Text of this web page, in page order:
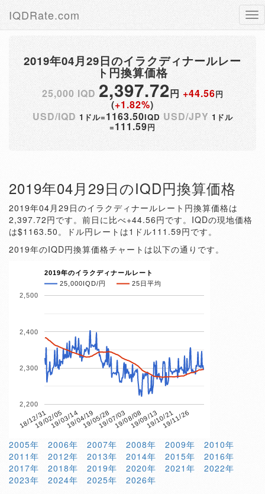
IQDRate.com
2019年04月29日のイラクディナールレー
ト円換算価格
25,000 IQD 2,397.72円 +44.56円
(+1.82%)
USD/IQD 1ドル=1163.50IQD USD/JPY 1ドル
=111.59円
2019年04月29日のIQD円換算価格
2019年04月29日のイラクディナールレート円換算価格は
2,397.72円です。前日に比べ+44.56円です。IQDの現地価格
は$1163.50。ドル円レートは1ドル111.59円です。
2019年のIQD円換算価格チャートは以下の通りです。
2019年のイラクディナールレート
25,000IQD/円
25日平均
18/12/3119/02/0519/03/1419/04/1919/05/2819/07/0319/08/0819/09/1319/10/2119/11/26
2,200
2,300
2,400
2,500
2005年 2006年 2007年 2008年 2009年
2010年
2011年
2012年 2013年 2014年 2015年
2016年
2017年
2018年 2019年 2020年 2021年
2022年
2023年
2024年 2025年 2026年